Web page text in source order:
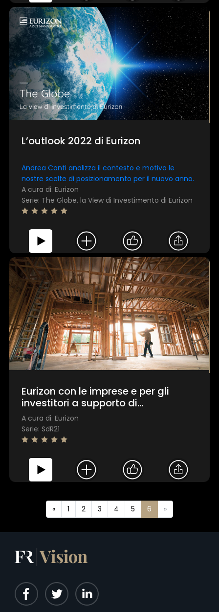
L’outlook 2022 di Eurizon
Andrea Conti analizza il contesto e motiva le
nostre scelte di posizionamento per il nuovo anno.
A cura di: Eurizon
Serie: The Globe, la View di Investimento di Eurizon
Eurizon con le imprese e per gli
investitori a supporto di
un’economia reale sostenibile
A cura di: Eurizon
Serie: SdR21
« 1 2 3 4 5 6 »